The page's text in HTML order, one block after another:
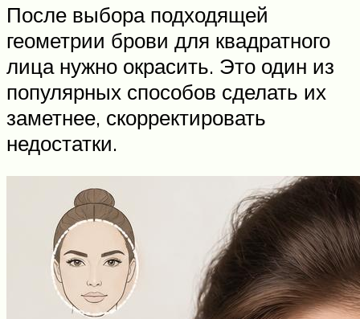
После выбора подходящей
геометрии брови для квадратного
лица нужно окрасить. Это один из
популярных способов сделать их
заметнее, скорректировать
недостатки.